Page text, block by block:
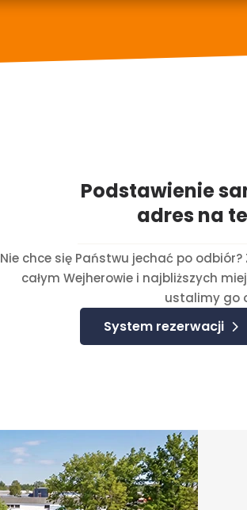
Podstawienie
adres na
Nie chce się Państwu jechać po
całym Wejherowie i najbliższych
ustalimy go
System rezerwacji